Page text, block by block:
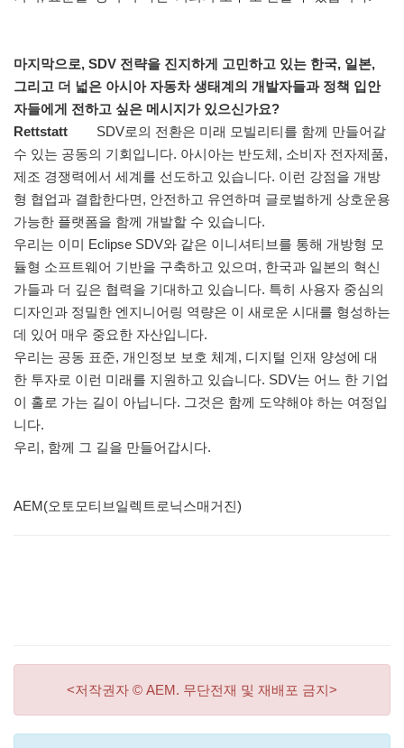
마지막으로, SDV 전략을 진지하게 고민하고 있는 한국, 일본,
그리고 더 넓은 아시아 자동차 생태계의 개발자들과 정책 입안
자들에게 전하고 싶은 메시지가 있으신가요?
Rettstatt
SDV로의 전환은 미래 모빌리티를 함께 만들어갈
수 있는 공동의 기회입니다. 아시아는 반도체, 소비자 전자제품,
제조 경쟁력에서 세계를 선도하고 있습니다. 이런 강점을 개방
형 협업과 결합한다면, 안전하고 유연하며 글로벌하게 상호운용
가능한 플랫폼을 함께 개발할 수 있습니다.
우리는 이미 Eclipse SDV와 같은 이니셔티브를 통해 개방형 모
듈형 소프트웨어 기반을 구축하고 있으며, 한국과 일본의 혁신
가들과 더 깊은 협력을 기대하고 있습니다. 특히 사용자 중심의
디자인과 정밀한 엔지니어링 역량은 이 새로운 시대를 형성하는
데 있어 매우 중요한 자산입니다.
우리는 공동 표준, 개인정보 보호 체계, 디지털 인재 양성에 대
한 투자로 이런 미래를 지원하고 있습니다. SDV는 어느 한 기업
이 홀로 가는 길이 아닙니다. 그것은 함께 도약해야 하는 여정입
니다.
우리, 함께 그 길을 만들어갑시다.
AEM(오토모티브일렉트로닉스매거진)
<저작권자 © AEM. 무단전재 및 재배포 금지>